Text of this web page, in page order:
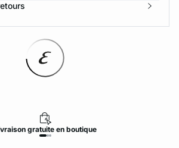
gratuite en boutique